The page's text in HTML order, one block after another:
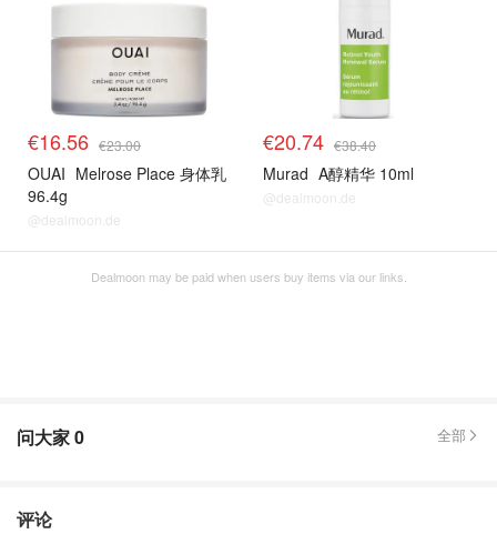
€16.56 €23.00
OUAI Melrose Place 身体乳
96.4g
@dealmoon.de
€20.74 €38.40
Murad A醇精华 10ml
@dealmoon.de
Dealmoon may be paid when users buy items via our links.
问大家0 全部
评论